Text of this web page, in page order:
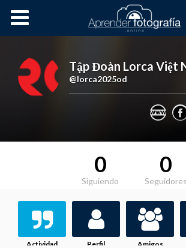
Tập Đoàn Lorca Việt
@lorca2025od
0
Siguiendo
0
Seguidores
Actividad Perfil Amigos